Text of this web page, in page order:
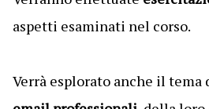
aspetti esaminati nel corso.
Verrà esplorato anche il